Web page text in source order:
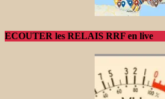
ECOUTER les RELAIS RRF en live